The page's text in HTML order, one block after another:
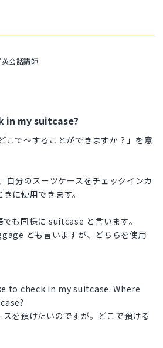
会話講師
in my suitcase?
こで〜することができますか？」を意
分のスーツケースをチェックインカ
に使用できます。
でも同様に suitcase と言います。
とも言いますが、どちらを使用
to check in my suitcase. Where
を預けたいのですが。どこで預ける